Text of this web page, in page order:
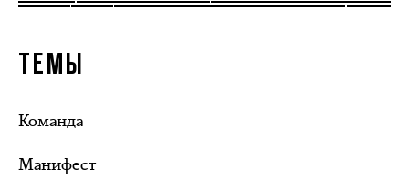
ТЕМЫ
Команда
Манифест